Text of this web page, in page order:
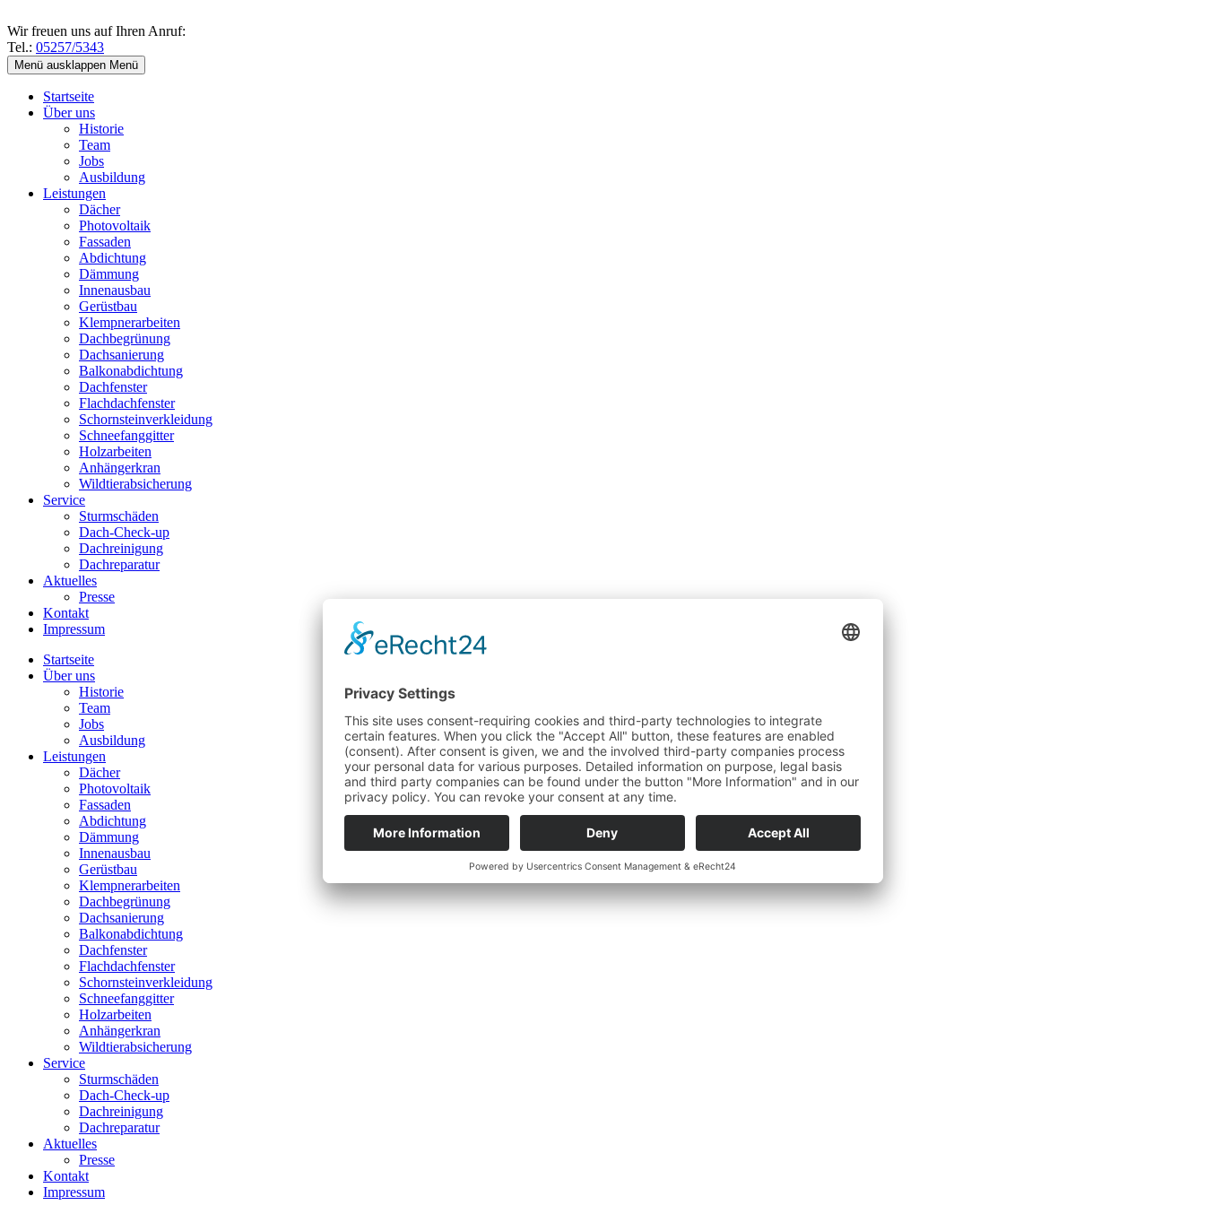
Wir freuen uns auf Ihren Anruf:
Tel.: 05257/5343
Menü ausklappen Menü
Startseite
Über uns
Historie
Team
Jobs
Ausbildung
Leistungen
Dächer
Photovoltaik
Fassaden
Abdichtung
Dämmung
Innenausbau
Gerüstbau
Klempnerarbeiten
Dachbegrünung
Dachsanierung
Balkonabdichtung
Dachfenster
Flachdachfenster
Schornsteinverkleidung
Schneefanggitter
Holzarbeiten
Anhängerkran
Wildtierabsicherung
Service
Sturmschäden
Dach-Check-up
Dachreinigung
Dachreparatur
Aktuelles
Presse
Kontakt
Impressum
Startseite
Über uns
Historie
Team
Jobs
Ausbildung
Leistungen
Dächer
Photovoltaik
Fassaden
Abdichtung
Dämmung
Innenausbau
Gerüstbau
Klempnerarbeiten
Dachbegrünung
Dachsanierung
Balkonabdichtung
Dachfenster
Flachdachfenster
Schornsteinverkleidung
Schneefanggitter
Holzarbeiten
Anhängerkran
Wildtierabsicherung
Service
Sturmschäden
Dach-Check-up
Dachreinigung
Dachreparatur
Aktuelles
Presse
Kontakt
Impressum